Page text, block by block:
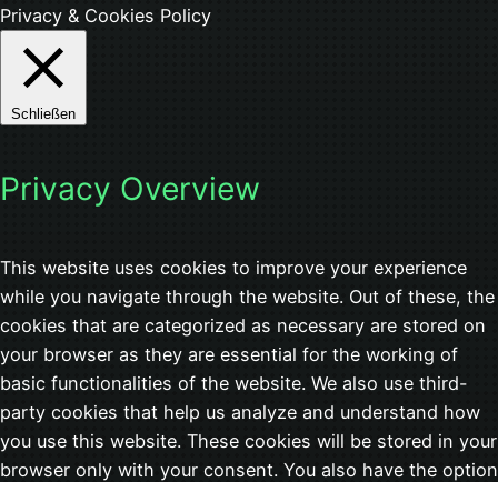
Privacy & Cookies Policy
Schließen
Privacy Overview
This website uses cookies to improve your experience
while you navigate through the website. Out of these, the
cookies that are categorized as necessary are stored on
your browser as they are essential for the working of
basic functionalities of the website. We also use third-
party cookies that help us analyze and understand how
you use this website. These cookies will be stored in your
browser only with your consent. You also have the option